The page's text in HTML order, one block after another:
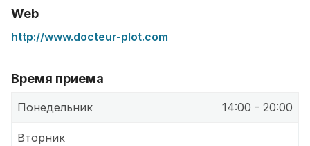
Web
http://www.docteur-plot.com
Время приема
Понедельник 14:00 - 20:00
Вторник